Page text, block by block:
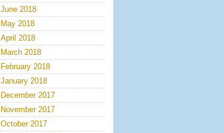
June 2018
May 2018
April 2018
March 2018
February 2018
January 2018
December 2017
November 2017
October 2017